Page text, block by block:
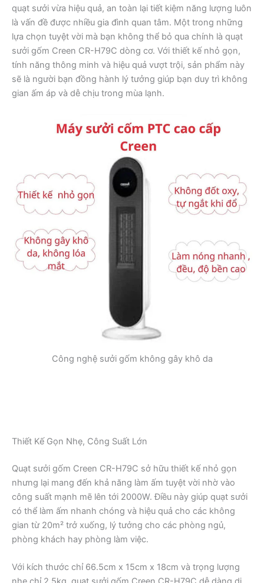
quạt sưởi vừa hiệu quả, an toàn lại tiết kiệm năng lượng luôn
là vấn đề được nhiều gia đình quan tâm. Một trong những
lựa chọn tuyệt vời mà bạn không thể bỏ qua chính là quạt
sưởi gốm Creen CR-H79C dòng cơ. Với thiết kế nhỏ gọn,
tính năng thông minh và hiệu quả vượt trội, sản phẩm này
sẽ là người bạn đồng hành lý tưởng giúp bạn duy trì không
gian ấm áp và dễ chịu trong mùa lạnh.
Công nghệ sưởi gốm không gây khô da
Thiết Kế Gọn Nhẹ, Công Suất Lớn
Quạt sưởi gốm Creen CR-H79C sở hữu thiết kế nhỏ gọn
nhưng lại mang đến khả năng làm ấm tuyệt vời nhờ vào
công suất mạnh mẽ lên tới 2000W. Điều này giúp quạt sưởi
có thể làm ấm nhanh chóng và hiệu quả cho các không
gian từ 20m² trở xuống, lý tưởng cho các phòng ngủ,
phòng khách hay phòng làm việc.
Với kích thước chỉ 66.5cm x 15cm x 18cm và trọng lượng